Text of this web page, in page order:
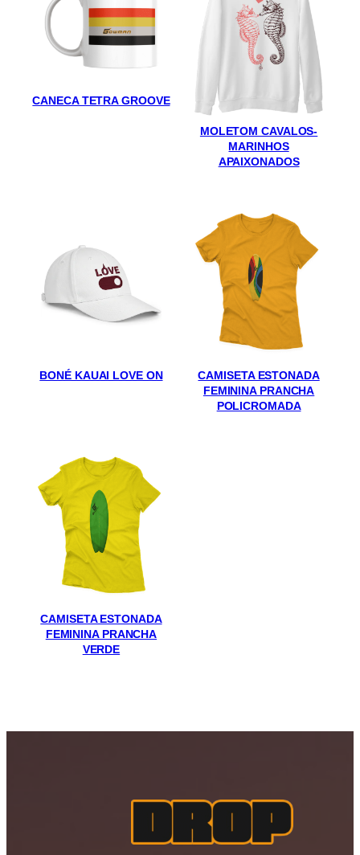
CANECA TETRA GROOVE
MOLETOM CAVALOS-
MARINHOS
APAIXONADOS
BONÉ KAUAI LOVE ON
CAMISETA ESTONADA
FEMININA PRANCHA
POLICROMADA
CAMISETA ESTONADA
FEMININA PRANCHA
VERDE